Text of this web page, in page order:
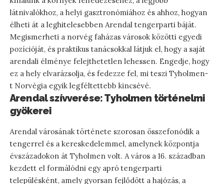
látnivalókhoz, a helyi gasztronómiához és ahhoz, hogyan
élheti át a leghitelesebben Arendal tengerparti báját.
Megismerheti a norvég faházas városok közötti egyedi
pozícióját, és praktikus tanácsokkal látjuk el, hogy a saját
arendali élménye felejthetetlen lehessen. Engedje, hogy
ez a hely elvarázsolja, és fedezze fel, mi teszi Tyholmen-
t Norvégia egyik legféltettebb kincsévé.
Arendal szívverése: Tyholmen történelmi
gyökerei
Arendal városának története szorosan összefonódik a
tengerrel és a kereskedelemmel, amelynek központja
évszázadokon át Tyholmen volt. A város a 16. században
kezdett el formálódni egy apró tengerparti
településként, amely gyorsan fejlődött a hajózás, a